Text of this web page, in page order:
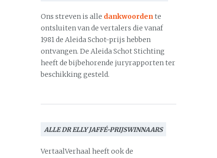
Ons streven is alle dankwoordente
ontsluiten van de vertalers die vanaf
1981 de Aleida Schot-prijs hebben
ontvangen. De Aleida Schot Stichting
heeft de bijbehorende juryrapporten ter
beschikking gesteld.
ALLE DR ELLY JAFFÉ-PRIJSWINNAARS
VertaalVerhaal heeft ook de